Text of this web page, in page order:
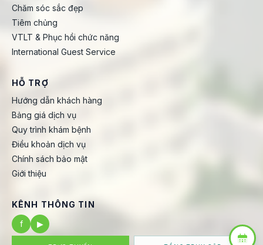
Chăm sóc sắc đẹp
Tiêm chủng
VTLT & Phục hồi chức năng
International Guest Service
HỖ TRỢ
Hướng dẫn khách hàng
Bảng giá dịch vụ
Quy trình khám bệnh
Điều khoản dịch vụ
Chính sách bảo mật
Giới thiệu
KÊNH THÔNG TIN
f
▶